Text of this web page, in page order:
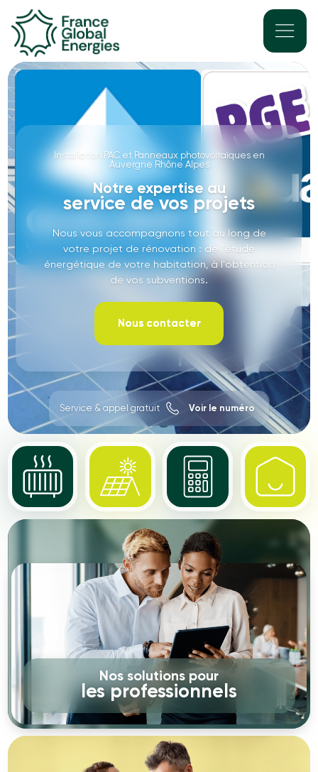
Installation PAC et Panneaux photovoltaïques en
Auvergne Rhône Alpes
Notre expertise au
service de vos projets
Nous vous accompagnons tout au long de
votre projet de rénovation : de l'étude
énergétique de votre habitation, à l'obtention
de vos subventions.
Nous contacter
Service & appel gratuit Voir le numéro
Nos solutions pour
les professionnels